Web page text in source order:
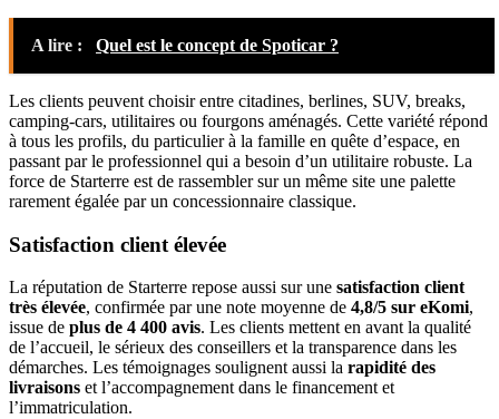
A lire : Quel est le concept de Spoticar ?
Les clients peuvent choisir entre citadines, berlines, SUV, breaks,
camping-cars, utilitaires ou fourgons aménagés. Cette variété répond
à tous les profils, du particulier à la famille en quête d’espace, en
passant par le professionnel qui a besoin d’un utilitaire robuste. La
force de Starterre est de rassembler sur un même site une palette
rarement égalée par un concessionnaire classique.
Satisfaction client élevée
La réputation de Starterre repose aussi sur une satisfaction client
très élevée, confirmée par une note moyenne de 4,8/5 sur eKomi,
issue de plus de 4 400 avis. Les clients mettent en avant la qualité
de l’accueil, le sérieux des conseillers et la transparence dans les
démarches. Les témoignages soulignent aussi la rapidité des
livraisons et l’accompagnement dans le financement et
l’immatriculation.